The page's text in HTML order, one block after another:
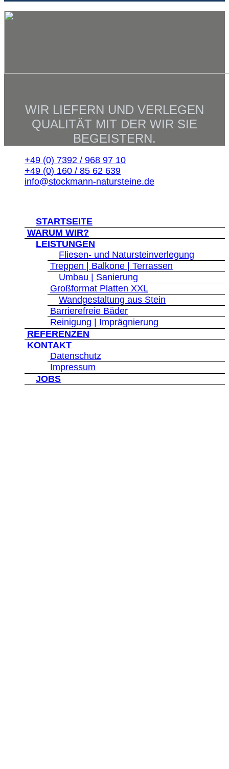
WIR LIEFERN UND VERLEGEN
QUALITÄT MIT DER WIR SIE
BEGEISTERN.
+49 (0) 7392 / 968 97 10
+49 (0) 160 / 85 62 639
info@stockmann-natursteine.de
STARTSEITE
WARUM WIR?
LEISTUNGEN
Fliesen- und Natursteinverlegung
Treppen | Balkone | Terrassen
Umbau | Sanierung
Großformat Platten XXL
Wandgestaltung aus Stein
Barrierefreie Bäder
Reinigung | Imprägnierung
REFERENZEN
KONTAKT
Datenschutz
Impressum
JOBS